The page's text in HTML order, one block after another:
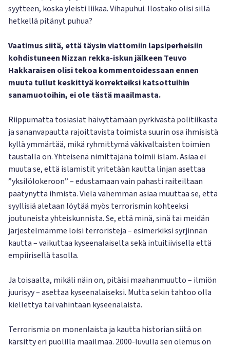
syytteen, koska yleisti liikaa. Vihapuhui. Ilostako olisi sillä
hetkellä pitänyt puhua?
Vaatimus siitä, että täysin viattomiin lapsiperheisiin
kohdistuneen Nizzan rekka-iskun jälkeen Teuvo
Hakkaraisen olisi tekoa kommentoidessaan ennen
muuta tullut keskittyä korrekteiksi katsottuihin
sanamuotoihin, ei ole tästä maailmasta.
Riippumatta tosiasiat häivyttämään pyrkivästä politiikasta
ja sananvapautta rajoittavista toimista suurin osa ihmisistä
kyllä ymmärtää, mikä ryhmittymä väkivaltaisten toimien
taustalla on. Yhteisenä nimittäjänä toimii islam. Asiaa ei
muuta se, että islamistit yritetään kautta linjan asettaa
”yksilölokeroon” – edustamaan vain pahasti raiteiltaan
päätynyttä ihmistä. Vielä vähemmän asiaa muuttaa se, että
syyllisiä aletaan löytää myös terrorismin kohteeksi
joutuneista yhteiskunnista. Se, että minä, sinä tai meidän
järjestelmämme loisi terroristeja – esimerkiksi syrjinnän
kautta – vaikuttaa kyseenalaiselta sekä intuitiivisella että
empiirisellä tasolla.
Ja toisaalta, mikäli näin on, pitäisi maahanmuutto – ilmiön
juurisyy – asettaa kyseenalaiseksi. Mutta sekin tahtoo olla
kiellettyä tai vähintään kyseenalaista.
Terrorismia on monenlaista ja kautta historian siitä on
kärsitty eri puolilla maailmaa. 2000-luvulla sen olemus on